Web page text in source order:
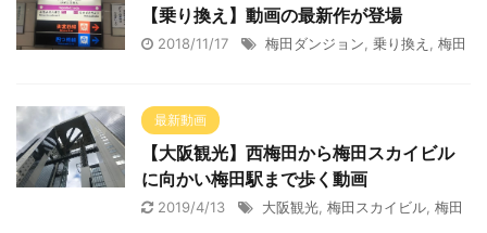
【乗り換え】動画の最新作が登場
2018/11/17 梅田ダンジョン 乗り換え 梅田
最新動画
【大阪観光】西梅田から梅田スカイビル
に向かい梅田駅まで歩く動画
2019/4/13 大阪観光 梅田スカイビル 梅田